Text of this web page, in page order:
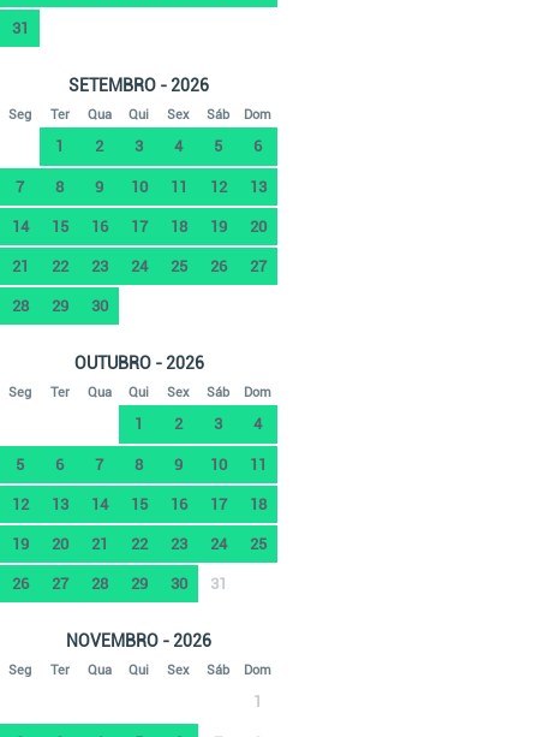
31
SETEMBRO - 2026
Seg Ter Qua Qui Sex Sáb Dom
1 2 3 4 5 6
7 8 9 10 11 12 13
14 15 16 17 18 19 20
21 22 23 24 25 26 27
28 29 30
OUTUBRO - 2026
Seg Ter Qua Qui Sex Sáb Dom
1 2 3 4
5 6 7 8 9 10 11
12 13 14 15 16 17 18
19 20 21 22 23 24 25
26 27 28 29 30 31
NOVEMBRO - 2026
Seg Ter Qua Qui Sex Sáb Dom
1